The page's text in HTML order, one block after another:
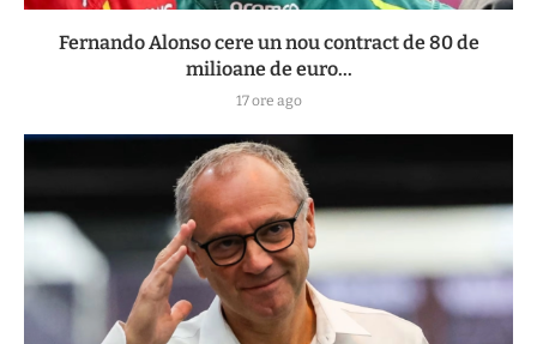
Fernando Alonso cere un nou contract de 80 de
milioane de euro...
17 ore ago